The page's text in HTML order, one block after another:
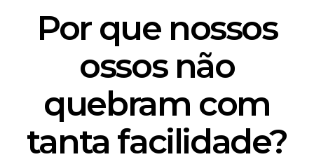
Por que nossos
ossos não
quebram com
tanta facilidade?